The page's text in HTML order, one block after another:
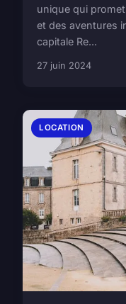
unique qui
et des aventures
capitale Re...
27 juin 2024
LOCATION